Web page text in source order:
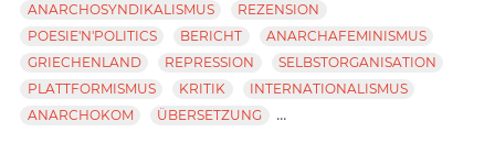
ANARCHOSYNDIKALISMUS
REZENSION
POESIE'N'POLITICS
BERICHT
ANARCHAFEMINISMUS
GRIECHENLAND
REPRESSION
SELBSTORGANISATION
PLATTFORMISMUS
KRITIK
INTERNATIONALISMUS
ANARCHOKOM
ÜBERSETZUNG ...